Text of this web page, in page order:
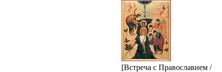
[Встреча с Православием /